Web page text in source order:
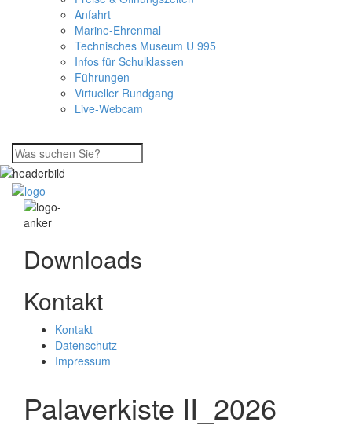
Anfahrt
Marine-Ehrenmal
Technisches Museum U 995
Infos für Schulklassen
Führungen
Virtueller Rundgang
Live-Webcam
Downloads
Kontakt
Kontakt
Datenschutz
Impressum
Palaverkiste II_2026